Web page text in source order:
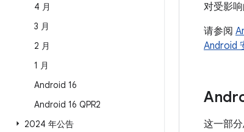
4 月
3 月
2 月
1 月
Android 16
Android 16 QPR2
2024 年公告
对受影
请参阅
Android
这一部